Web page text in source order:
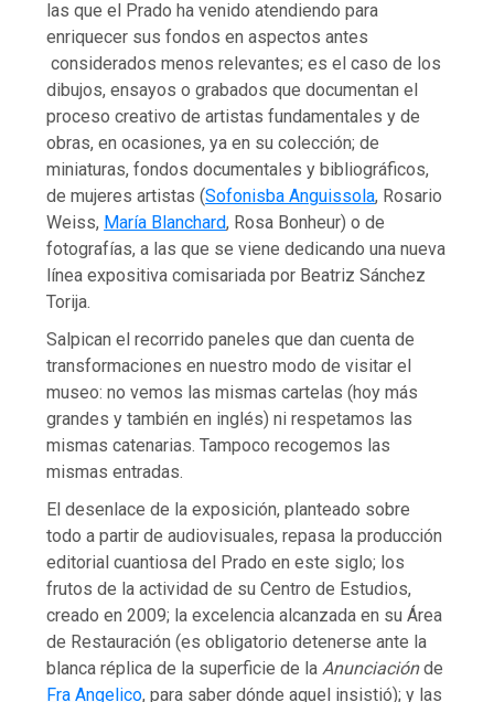
las que el Prado ha venido atendiendo para
enriquecer sus fondos en aspectos antes
considerados menos relevantes; es el caso de los
dibujos, ensayos o grabados que documentan el
proceso creativo de artistas fundamentales y de
obras, en ocasiones, ya en su colección; de
miniaturas, fondos documentales y bibliográficos,
de mujeres artistas (Sofonisba Anguissola, Rosario
Weiss, María Blanchard, Rosa Bonheur) o de
fotografías, a las que se viene dedicando una nueva
línea expositiva comisariada por Beatriz Sánchez
Torija.
Salpican el recorrido paneles que dan cuenta de
transformaciones en nuestro modo de visitar el
museo: no vemos las mismas cartelas (hoy más
grandes y también en inglés) ni respetamos las
mismas catenarias. Tampoco recogemos las
mismas entradas.
El desenlace de la exposición, planteado sobre
todo a partir de audiovisuales, repasa la producción
editorial cuantiosa del Prado en este siglo; los
frutos de la actividad de su Centro de Estudios,
creado en 2009; la excelencia alcanzada en su Área
de Restauración (es obligatorio detenerse ante la
blanca réplica de la superficie de la Anunciaciónde
Fra Angelico, para saber dónde aquel insistió); y las